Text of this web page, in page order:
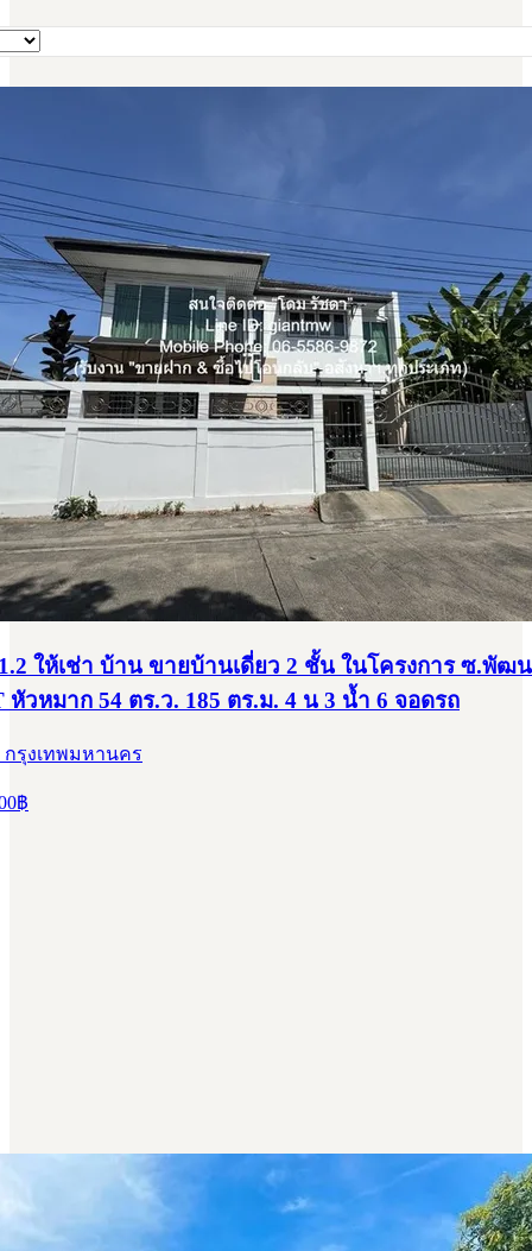
ให้เช่า บ้าน ขายบ้านเดี่ยว 2 ชั้น ในโครงการ ซ.พัฒ
หัวหมาก 54 ตร.ว. 185 ตร.ม. 4 น 3 น้ำ 6 จอดรถ
กรุงเทพมหานคร
฿